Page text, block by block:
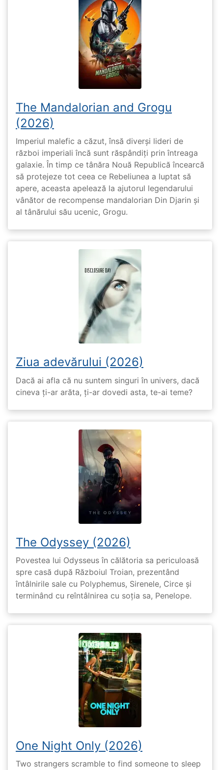
The Mandalorian and Grogu
(2026)
Imperiul malefic a căzut, însă diverși lideri de
război imperiali încă sunt răspândiți prin întreaga
galaxie. În timp ce tânăra Nouă Republică încearcă
să protejeze tot ceea ce Rebeliunea a luptat să
apere, aceasta apelează la ajutorul legendarului
vânător de recompense mandalorian Din Djarin și
al tânărului său ucenic, Grogu.
Ziua adevărului (2026)
Dacă ai afla că nu suntem singuri în univers, dacă
cineva ți-ar arăta, ți-ar dovedi asta, te-ai teme?
The Odyssey (2026)
Povestea lui Odysseus în călătoria sa periculoasă
spre casă după Războiul Troian, prezentând
întâlnirile sale cu Polyphemus, Sirenele, Circe și
terminând cu reîntâlnirea cu soția sa, Penelope.
One Night Only (2026)
Two strangers scramble to find someone to sleep